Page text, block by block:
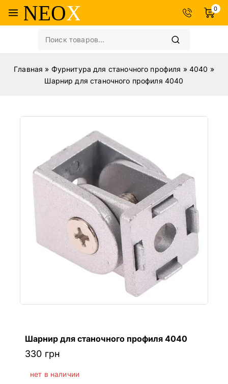
0
Главная » Фурнитура для станочного профиля » 4040 »
Шарнир для станочного профиля 4040
Шарнир для станочного профиля 4040
330 грн
нет в наличии